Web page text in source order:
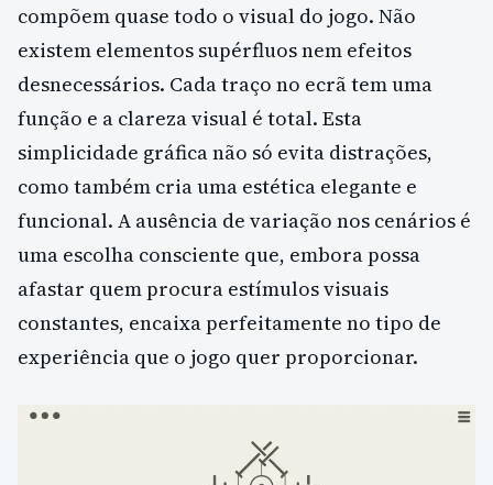
compõem quase todo o visual do jogo. Não
existem elementos supérfluos nem efeitos
desnecessários. Cada traço no ecrã tem uma
função e a clareza visual é total. Esta
simplicidade gráfica não só evita distrações,
como também cria uma estética elegante e
funcional. A ausência de variação nos cenários é
uma escolha consciente que, embora possa
afastar quem procura estímulos visuais
constantes, encaixa perfeitamente no tipo de
experiência que o jogo quer proporcionar.